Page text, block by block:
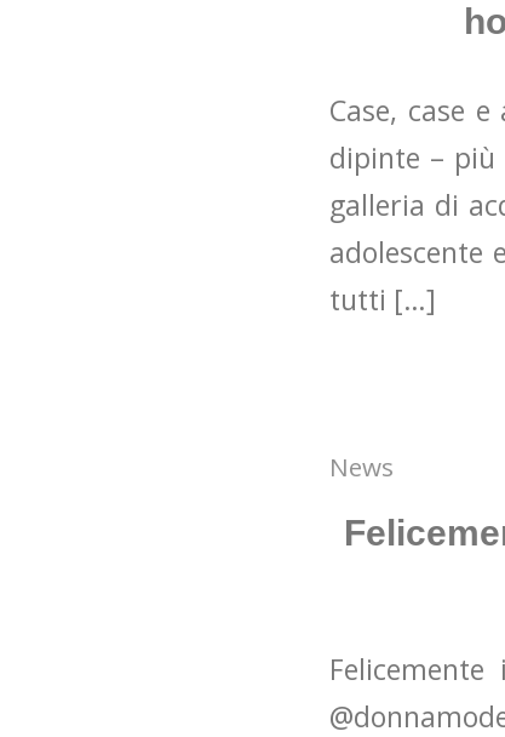
Case, case
dipinte – più
galleria di
adolescente
tutti […]
News